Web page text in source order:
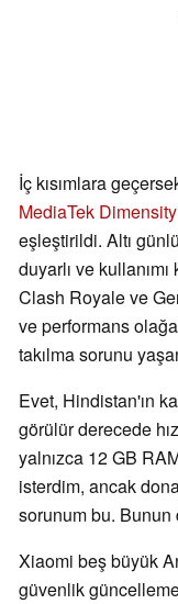
İç kısımlara
MediaTek
eşleştirildi. Altı
duyarlı ve
Clash Royale ve
ve performans
takılma sorunu
Evet, Hindistan'ın
görülür derecede
yalnızca 12 GB
isterdim, ancak
sorunum bu. Bunun
Xiaomi beş büyük
güvenlik